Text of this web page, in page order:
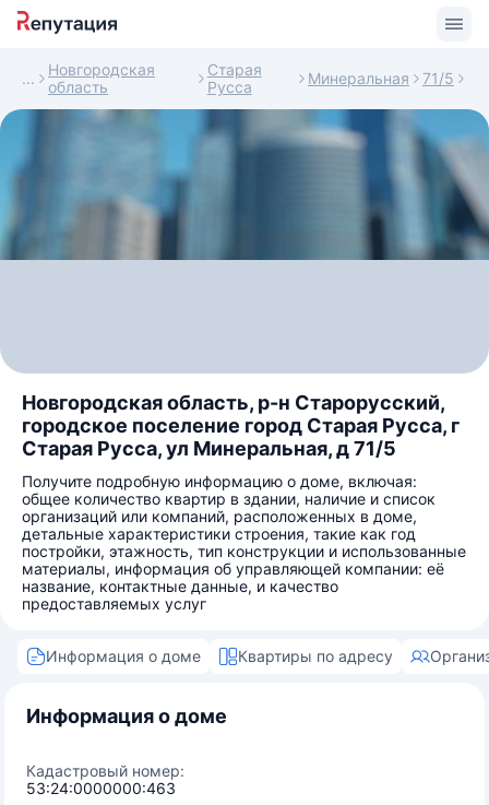
Новгородская
область
Старая
Русса
Минеральная 71/5
Новгородская область, р-н Старорусский,
городское поселение город Старая Русса, г
Старая Русса, ул Минеральная, д 71/5
Получите подробную информацию о доме, включая:
общее количество квартир в здании, наличие и список
организаций или компаний, расположенных в доме,
детальные характеристики строения, такие как год
постройки, этажность, тип конструкции и использованные
материалы, информация об управляющей компании: её
название, контактные данные, и качество
предоставляемых услуг
Информация о доме Квартиры по адресу
Информация о доме
Кадастровый номер:
53:24:0000000:463